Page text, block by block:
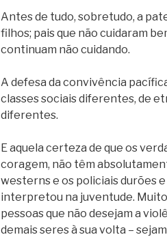
Antes de tudo, sobretudo, a
filhos; pais que não cuidaram
continuam não cuidando.
A defesa da convivência
classes sociais diferentes, de
diferentes.
E aquela certeza de que os
coragem, não têm
westerns e os policiais durões
interpretou na juventude.
pessoas que não desejam a
demais seres à sua volta –